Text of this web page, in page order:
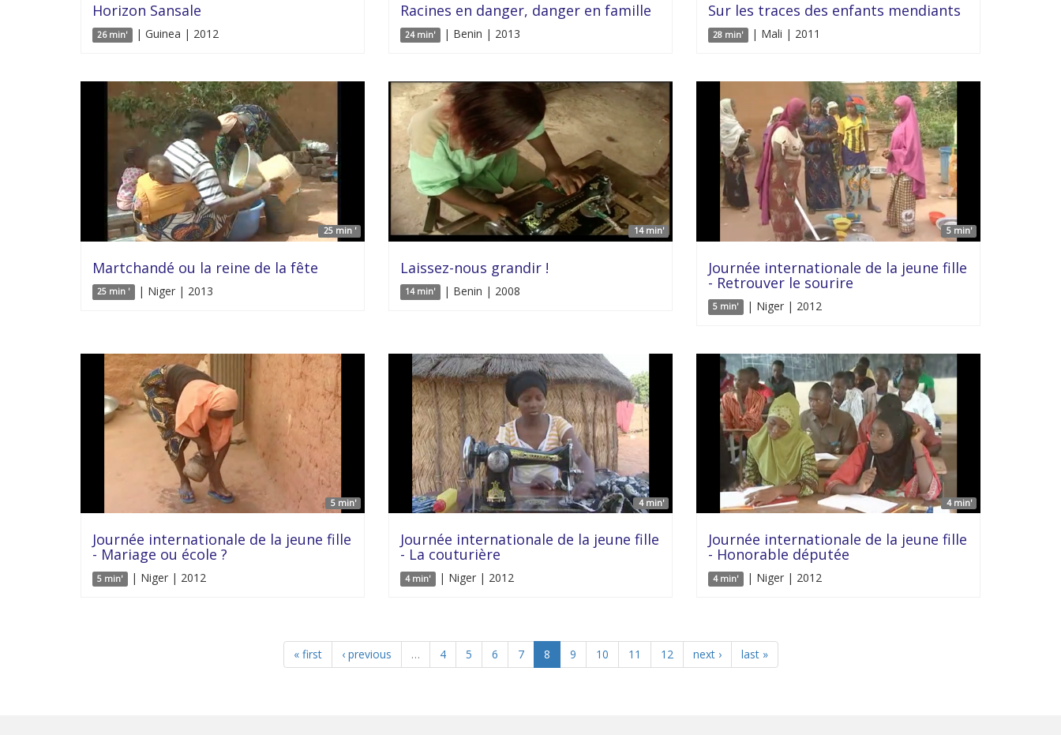
Horizon Sansale
26 min' | Guinea | 2012
Racines en danger, danger en famille
24 min' | Benin | 2013
Sur les traces des enfants mendiants
28 min' | Mali | 2011
25 min '
Martchandé ou la reine de la fête
25 min ' | Niger | 2013
14 min'
Laissez-nous grandir !
14 min' | Benin | 2008
5 min'
Journée internationale de la jeune fille
- Retrouver le sourire
5 min' | Niger | 2012
5 min'
Journée internationale de la jeune fille
- Mariage ou école ?
5 min' | Niger | 2012
4 min'
Journée internationale de la jeune fille
- La couturière
4 min' | Niger | 2012
4 min'
Journée internationale de la jeune fille
- Honorable députée
4 min' | Niger | 2012
« first ‹ previous … 4 5 6 7 8 9 10 11 12 next › last »